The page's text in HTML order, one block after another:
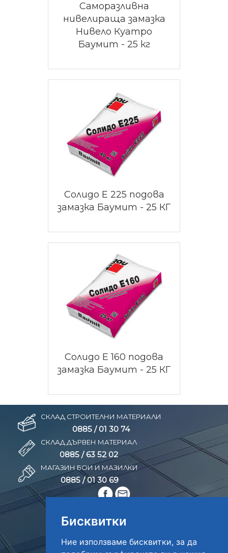
Бисквитки
Ние използваме бисквитки, за да
Саморазливна
нивелираща замазка
Нивело Куатро
Баумит - 25 кг
Солидо Е 225 подова
замазка Баумит - 25 КГ
Солидо Е 160 подова
замазка Баумит - 25 КГ
СКЛАД СТРОИТЕЛНИ МАТЕРИАЛИ
0885 / 01 30 74
СКЛАД ДЪРВЕН МАТЕРИАЛ
0885 / 63 52 02
МАГАЗИН БОИ И МАЗИЛКИ
0885 / 01 30 69